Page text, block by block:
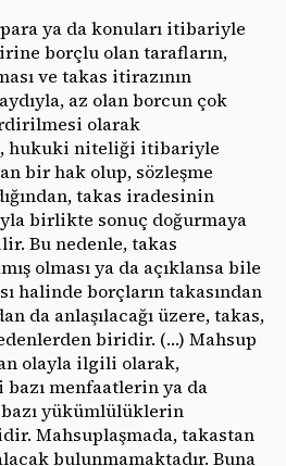
ya da konuları itibariyle
borçlu olan tarafların,
ve takas itirazının
az olan borcun çok
olarak
hukuki niteliği itibariyle
bir hak olup, sözleşme
takas iradesinin
birlikte sonuç doğurmaya
Bu nedenle, takas
olması ya da açıklansa bile
halinde borçların takasından
da anlaşılacağı üzere, takas,
biridir. (…) Mahsup
olayla ilgili olarak,
bazı menfaatlerin ya da
yükümlülüklerin
Mahsuplaşmada, takastan
bulunmamaktadır. Buna